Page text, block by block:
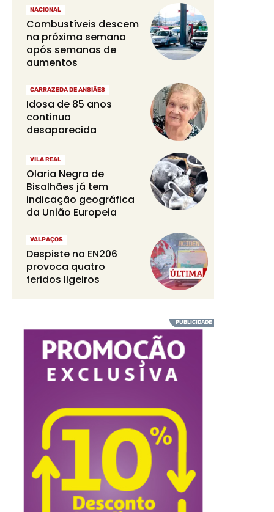
NACIONAL
Combustíveis descem
na próxima semana
após semanas de
aumentos
CARRAZEDA DE ANSIÃES
Idosa de 85 anos
continua
desaparecida
VILA REAL
Olaria Negra de
Bisalhães já tem
indicação geográfica
da União Europeia
VALPAÇOS
Despiste na EN206
provoca quatro
feridos ligeiros